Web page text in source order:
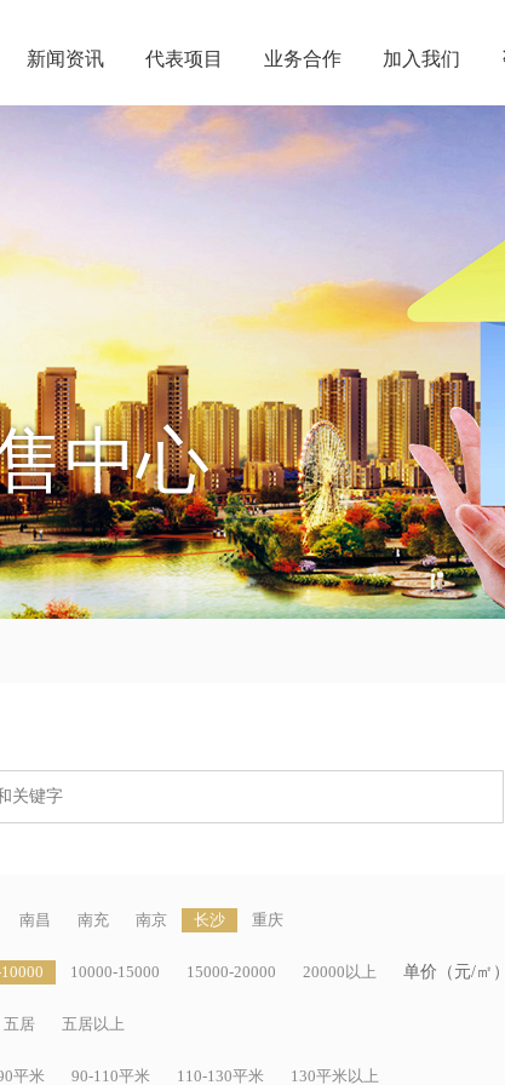
新闻资讯 代表项目 业务合作 加入我们
中心
南昌 南充 南京 长沙 重庆
10000-15000 15000-20000 20000以上 单价（元/㎡
五居 五居以上
平米 90-110平米 110-130平米 130平米以上